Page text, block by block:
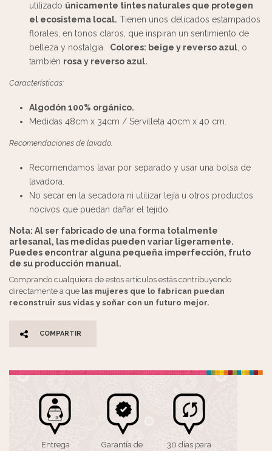
utilizado únicamente tintes naturales que protegen
el ecosistema local. Tienen unos delicados estampados
florales, en tonos claros, que inspiran un sentimiento de
belleza y nostalgia. Colores: beige y reverso azul, o
también rosa y reverso azul.
Características:
Algodón 100% orgánico.
Medidas 48cm x 34cm / Servilleta 40cm x 40 cm.
Recomendaciones de lavado:
Recomendamos lavar por separado y usar una bolsa de
lavadora.
No secar en la secadora ni utilizar lejía u otros productos
nocivos que puedan dañar el tejido.
Nota: Al ser fabricado de una forma totalmente
artesanal, las medidas pueden variar ligeramente.
Puedes encontrar alguna pequeña imperfección, fruto
de su producción manual.
Comprando cualquiera de estos artículos estás contribuyendo
directamente a que las mujeres que lo fabrican puedan
reconstruir sus vidas y soñar con un futuro mejor.
COMPARTIR
Entrega
Garantía de
30 días para